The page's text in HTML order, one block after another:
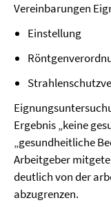
Vereinbarungen
Einstellung
Ergebnis „keine
„gesundheitliche
Arbeitgeber
deutlich von der
abzugrenzen.